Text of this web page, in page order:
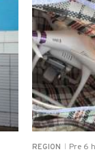
REGION Pre 6 h